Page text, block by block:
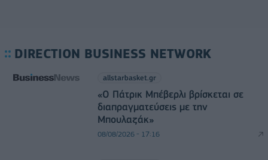
DIRECTION BUSINESS NETWORK
allstarbasket.gr
«Ο Πάτρικ Μπέβερλι βρίσκεται σε
διαπραγματεύσεις με την
Μπουλαζάκ»
08/08/2026 - 17:16